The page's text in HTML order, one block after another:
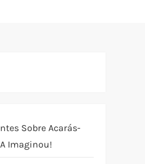
Sobre Acarás-
Imaginou!